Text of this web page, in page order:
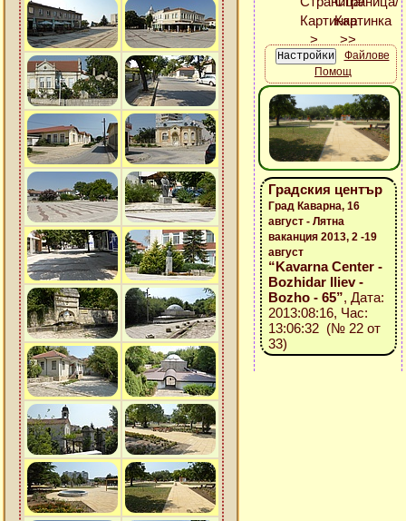
Файлове
Помощ
Градския център
Град Каварна, 16
август - Лятна
ваканция 2013, 2 -19
август
“Kavarna Center -
Bozhidar Iliev -
Bozho - 65”, Дата:
2013:08:16, Час:
13:06:32 (№ 22 от
33)